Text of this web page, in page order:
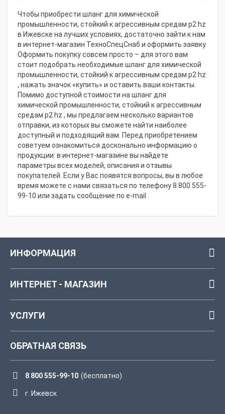
Чтобы приобрести шланг для химической
промышленности, стойкий к агрессивным средам p2 hz
в Ижевске на лучших условиях, достаточно зайти к нам
в интернет-магазин ТехноСпецСнаб и оформить заявку.
Оформить покупку совсем просто – для этого вам
стоит подобрать необходимые шланг для химической
промышленности, стойкий к агрессивным средам p2 hz
, нажать значок «купить» и оставить ваши контакты.
Помимо доступной стоимости на шланг для
химической промышленности, стойкий к агрессивным
средам p2 hz , мы предлагаем несколько вариантов
отправки, из которых вы сможете найти наиболее
доступный и подходящий вам. Перед приобретением
советуем ознакомиться досконально информацию о
продукции: в интернет-магазине вы найдете
параметры всех моделей, описания и отзывы
покупателей. Если у Вас появятся вопросы, вы в любое
время можете с нами связаться по телефону 8 800 555-
99-10 или задать сообщение по e-mail .
ИНФОРМАЦИЯ
ИНТЕРНЕТ - МАГАЗИН
УСЛУГИ
ОБРАТНАЯ СВЯЗЬ
8 800 555-99-10 (бесплатно)
г. Ижевск